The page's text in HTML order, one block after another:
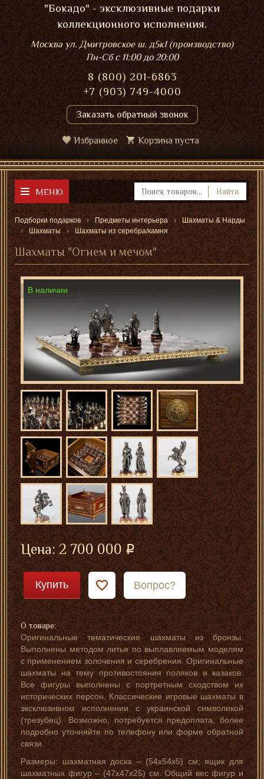
"Бокадо" - эксклюзивные подарки
коллекционного исполнения.
Москва ул. Дмитровское ш. д5к1 (производство)
Пн-Сбс 11:00 до 20:00
8 (800) 201-6863
+7 (903) 749-4000
Заказать обратный звонок
Избранное Корзина пуста
МЕНЮ Найти
Подборки подарков Предметы интерьера
Шахматы & Нарды
Шахматы
Шахматы из серебра/камня
Шахматы "Огнем и мечом"
В наличии
Цена:2 700 000
Купить Вопрос?
О товаре:
Оригинальные тематические шахматы из бронзы.
Выполнены методом литья по выплавляемым моделям
с применением золочения и серебрения. Оригинальные
шахматы на тему противостояния поляков и казаков.
Все фигуры выполнены с портретным сходством их
исторических персон. Классические игровые шахматы в
эксклюзивном исполнении с украинской символикой
(трезубец). Возможно, потребуется предоплата, более
подробно уточняйте по телефону или форме обратной
связи.
Размеры: шахматная доска – (54х54х5) см; ящик для
шахматных фигур – (47х47х25) см. Общий вес фигур и